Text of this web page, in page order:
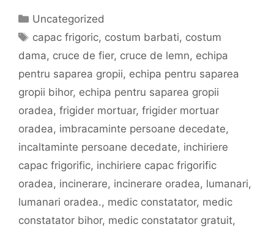
Categorii
Uncategorized
Etichete
capac frigoric, costum barbati, costum
dama, cruce de fier, cruce de lemn, echipa
pentru saparea gropii, echipa pentru saparea
gropii bihor, echipa pentru saparea gropii
oradea, frigider mortuar, frigider mortuar
oradea, imbracaminte persoane decedate,
incaltaminte persoane decedate, inchiriere
capac frigorific, inchiriere capac frigorific
oradea, incinerare, incinerare oradea, lumanari,
lumanari oradea., medic constatator, medic
constatator bihor, medic constatator gratuit,